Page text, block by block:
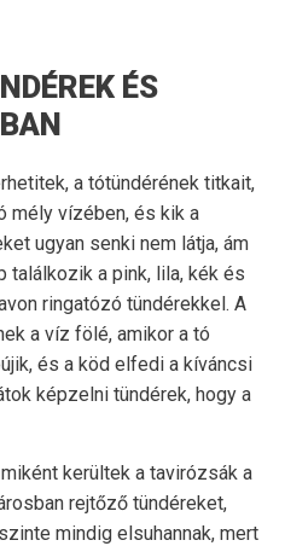
ÉS
a tótündérének titkait,
mély vízében, és kik a
ugyan senki nem látja, ám
találkozik a pink, lila, kék és
ringatózó tündérekkel. A
a víz fölé, amikor a tó
és a köd elfedi a kíváncsi
képzelni tündérek, hogy a
kerültek a tavirózsák a
rejtőző tündéreket,
mindig elsuhannak, mert